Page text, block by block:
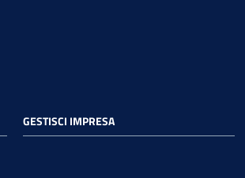
GESTISCI IMPRESA